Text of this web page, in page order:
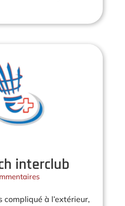
interclub
compliqué à l’extérieur,